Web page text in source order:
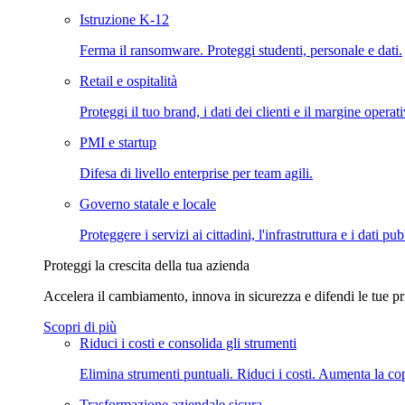
Istruzione K-12
Ferma il ransomware. Proteggi studenti, personale e dati.
Retail e ospitalità
Proteggi il tuo brand, i dati dei clienti e il margine
PMI e startup
Difesa di livello enterprise per team agili.
Governo statale e locale
Proteggere i servizi ai cittadini, l'infrastruttura e i dati
Proteggi la crescita della tua azienda
Accelera il cambiamento, innova in sicurezza e difendi le tue
Scopri di più
Riduci i costi e consolida gli strumenti
Elimina strumenti puntuali. Riduci i costi. Aumenta la